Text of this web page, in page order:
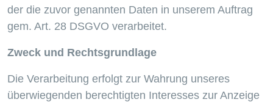
der die zuvor genannten Daten in unserem Auftrag
gem. Art. 28 DSGVO verarbeitet.
Zweck und Rechtsgrundlage
Die Verarbeitung erfolgt zur Wahrung unseres
überwiegenden berechtigten Interesses zur Anzeige